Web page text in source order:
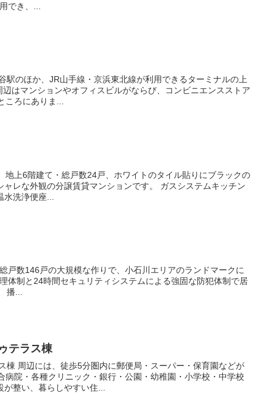
線利用でき、...
ころにありま...
の分譲賃貸マンションです。 ガスシステムキッチン
洗浄便座...
住者の安全な生活を守ります。 播...
テラス棟
園などが
病院・各種クリニック・銀行・公園・幼稚園・小学校・中学校
整い、暮らしやすい住...